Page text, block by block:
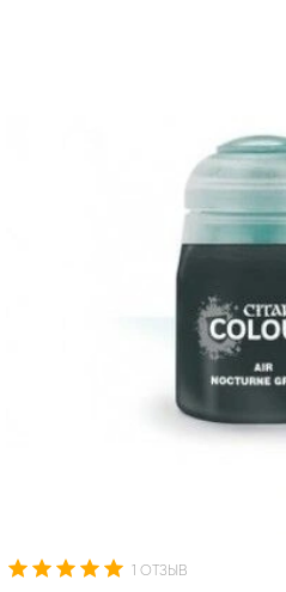
1 ОТЗЫВ